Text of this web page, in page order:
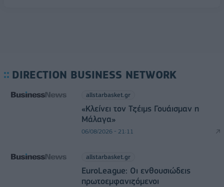
DIRECTION BUSINESS NETWORK
allstarbasket.gr
«Κλείνει τον Τζέιμς Γουάισμαν η
Μάλαγα»
06/08/2026 - 21:11
allstarbasket.gr
EuroLeague: Οι ενθουσιώδεις
πρωτοεμφανιζόμενοι